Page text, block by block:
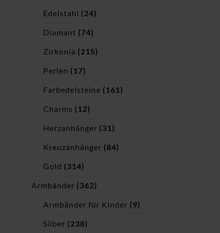
Edelstahl (24)
Diamant (74)
Zirkonia (215)
Perlen (17)
Farbedelsteine (161)
Charms (12)
Herzanhänger (31)
Kreuzanhänger (84)
Gold (314)
Armbänder (362)
Armbänder für Kinder (9)
Silber (238)